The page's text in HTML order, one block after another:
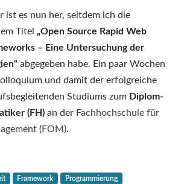
ist es nun her, seitdem ich die
Titel „Open Source Rapid Web
– Eine Untersuchung der
abgegeben habe. Ein paar Wochen
und damit der erfolgreiche
Studiums zum Diplom-
(FH) an der Fachhochschule für
(FOM).
Framework Programmierung